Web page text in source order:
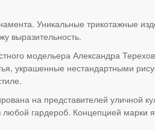
Уникальные трикотажные
выразительность.
модельера Александра
украшенные нестандартными
на представителей уличной
гардероб. Концепцией марки